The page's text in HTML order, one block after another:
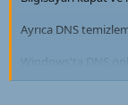
Ayrıca DNS
Windows'ta DNS
adımları